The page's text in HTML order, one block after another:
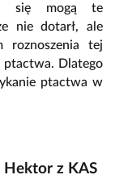
się mogą te
nie dotarł, ale
roznoszenia tej
ptactwa. Dlatego
ptactwa w
Hektor z KAS